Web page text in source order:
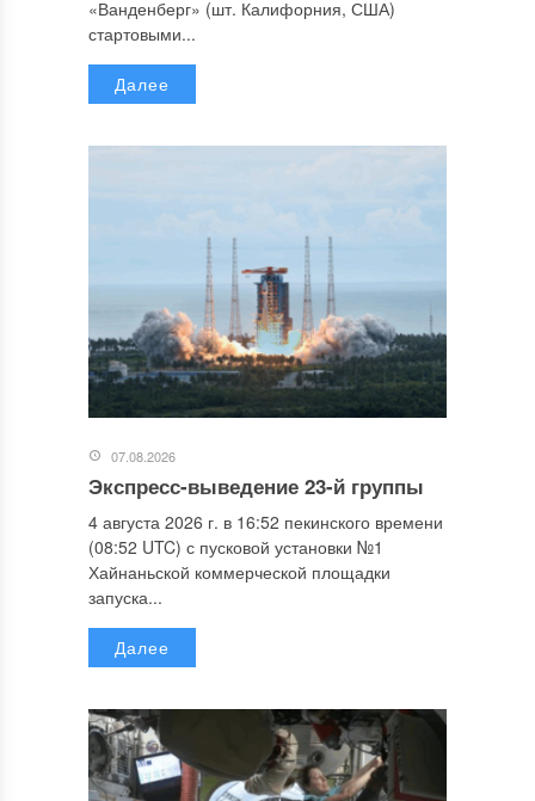
«Ванденберг» (шт. Калифорния, США)
стартовыми...
Далее
07.08.2026
Экспресс-выведение 23-й группы
4 августа 2026 г. в 16:52 пекинского времени
(08:52 UTC) с пусковой установки №1
Хайнаньской коммерческой площадки
запуска...
Далее